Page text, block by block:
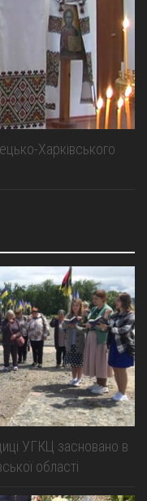
Харківського
УГКЦ засновано в
області